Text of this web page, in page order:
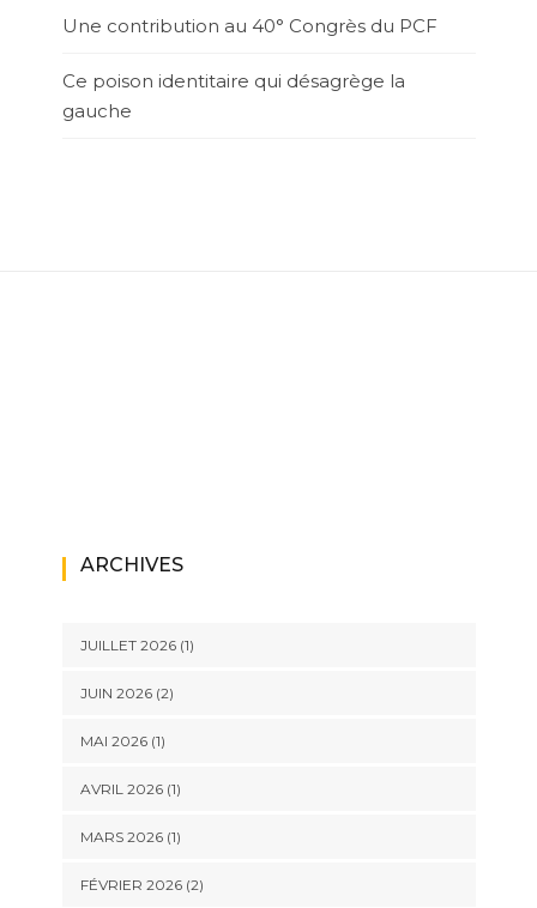
Une contribution au 40° Congrès du PCF
Ce poison identitaire qui désagrège la
gauche
ARCHIVES
JUILLET 2026(1)
JUIN 2026(2)
MAI 2026(1)
AVRIL 2026(1)
MARS 2026(1)
FÉVRIER 2026(2)